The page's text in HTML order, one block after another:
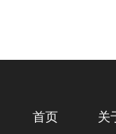
首页 关